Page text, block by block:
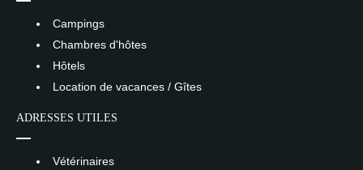
Campings
Chambres d'hôtes
Hôtels
Location de vacances / Gîtes
ADRESSES UTILES
Vétérinaires